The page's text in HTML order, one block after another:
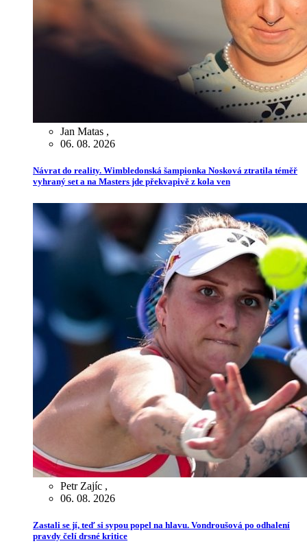
Jan Matas ,
06. 08. 2026
Návrat do reality. Wimbledonská šampionka Nosková ztratila téměř
vyhraný set a na Masters jde překvapivě z kola ven
Petr Zajíc ,
06. 08. 2026
Zastali se jí, teď si sypou popel na hlavu. Vondroušová po odhalení
pravdy čelí drsné kritice